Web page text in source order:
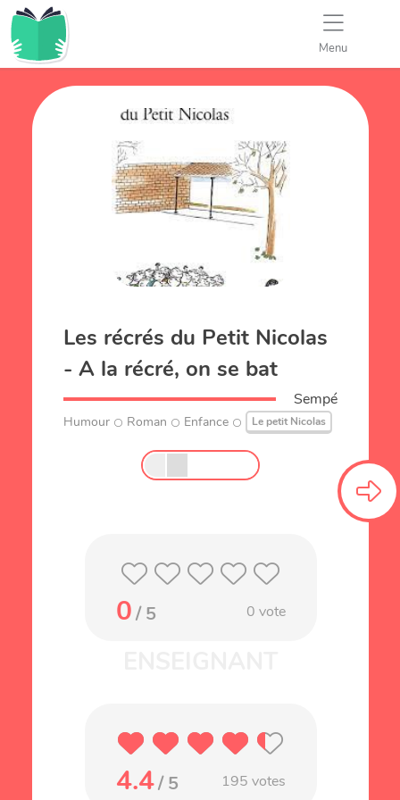
Menu
Les récrés du Petit Nicolas
- A la récré, on se bat
Sempé
Humour Roman Enfance Le petit Nicolas
0/ 5 0 vote
4.4/ 5 195 votes